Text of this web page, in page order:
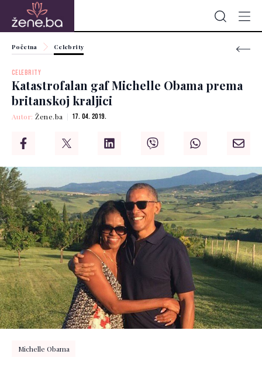
Početna Celebrity
CELEBRITY
Katastrofalan gaf Michelle Obama prema
britanskoj kraljici
Autor:Žene.ba 17. 04. 2019.
Michelle Obama